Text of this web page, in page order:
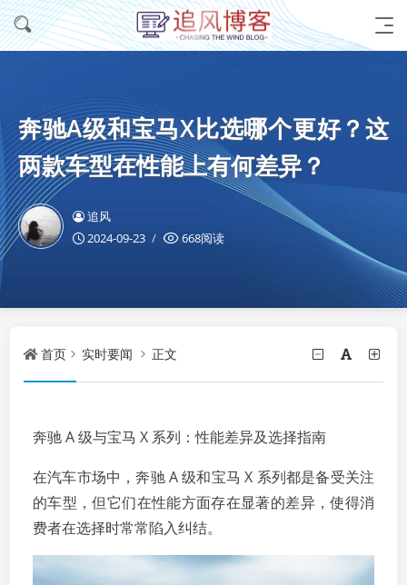
奔驰A级和宝马X比选哪个更好？这
两款车型在性能上有何差异？
追风
2024-09-23
668阅读
首页 实时要闻 正文
奔驰 A 级与宝马 X 系列：性能差异及选择指南
在汽车市场中，奔驰 A 级和宝马 X 系列都是备受关注
的车型，但它们在性能方面存在显著的差异，使得消
费者在选择时常常陷入纠结。